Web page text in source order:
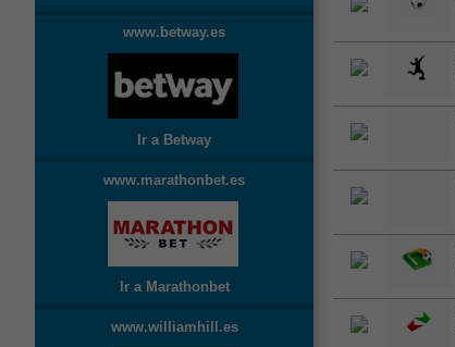
www.betway.es
Ir a Betway
www.marathonbet.es
Ir a Marathonbet
www.williamhill.es